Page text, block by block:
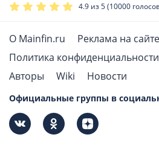
4.9 из 5 (10000
О Mainfin.ru Реклама на сайте
Политика конфиденциальности
Авторы
Wiki Новости
Официальные группы в